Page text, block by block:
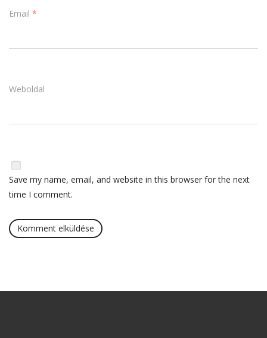
Email *
Weboldal
Save my name, email, and website in this browser for the next
time I comment.